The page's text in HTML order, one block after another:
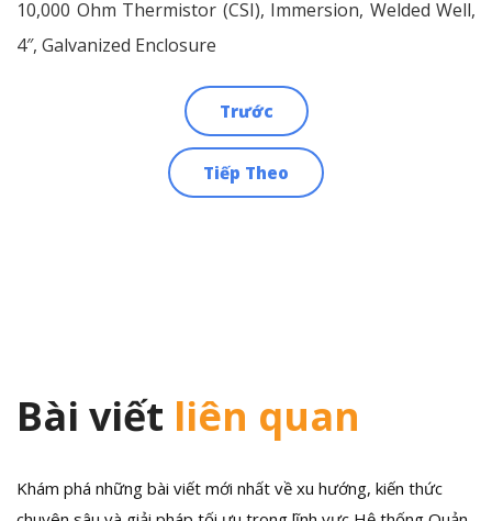
10,000 Ohm Thermistor (CSI), Immersion, Welded Well,
4″, Galvanized Enclosure
Trước
Tiếp Theo
Bài viết liên quan
Khám phá những bài viết mới nhất về xu hướng, kiến thức